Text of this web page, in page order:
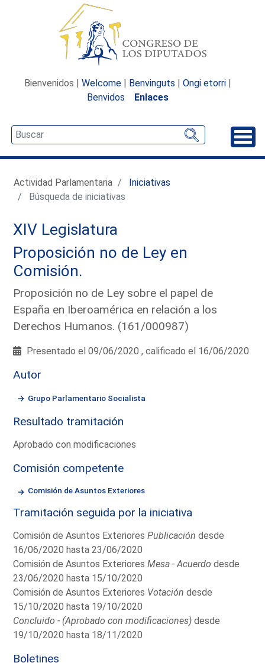
Bienvenidos | Welcome | Benvinguts | Ongi etorri |
Benvidos
Enlaces
Actividad Parlamentaria
Iniciativas
Búsqueda de iniciativas
XIV Legislatura
Proposición no de Ley en
Comisión.
Proposición no de Ley sobre el papel de
España en Iberoamérica en relación a los
Derechos Humanos. (161/000987)
Presentado el 09/06/2020 , calificado el 16/06/2020
Autor
Grupo Parlamentario Socialista
Resultado tramitación
Aprobado con modificaciones
Comisión competente
Comisión de Asuntos Exteriores
Tramitación seguida por la iniciativa
Comisión de Asuntos ExterioresPublicación desde
16/06/2020 hasta 23/06/2020
Comisión de Asuntos ExterioresMesa - Acuerdo desde
23/06/2020 hasta 15/10/2020
Comisión de Asuntos Exteriores Votación desde
15/10/2020 hasta 19/10/2020
Concluido - (Aprobado con modificaciones) desde
19/10/2020 hasta 18/11/2020
Boletines